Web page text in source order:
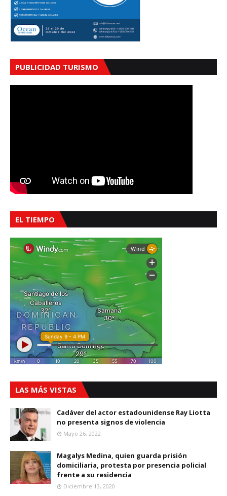
PUBLICIDAD TURISMO
EL TIEMPO
LAS MÁS VISTAS
Cadáver del actor estadounidense Ray Liotta
no presenta signos de violencia
Mayo 26, 2022
Magalys Medina, quien guarda prisión
domiciliaria, protesta por presencia policial
frente a su residencia
Diciembre 13, 2020